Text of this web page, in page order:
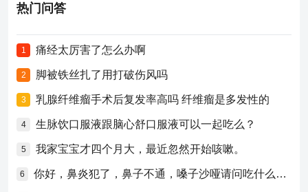
热门问答
1 痛经太厉害了怎么办啊
2 脚被铁丝扎了用打破伤风吗
3 乳腺纤维瘤手术后复发率高吗 纤维瘤是多发性的
4 生脉饮口服液跟脑心舒口服液可以一起吃么？
5 我家宝宝才四个月大，最近忽然开始咳嗽。
6 你好，鼻炎犯了，鼻子不通，嗓子沙哑请问吃什么药比较好？